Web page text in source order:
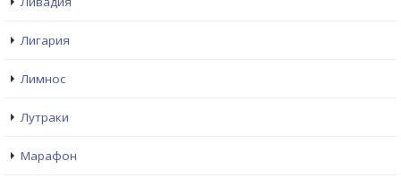
Лигария
Лимнос
Лутраки
Марафон